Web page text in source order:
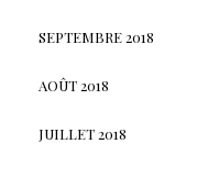
SEPTEMBRE 2018
AOÛT 2018
JUILLET 2018